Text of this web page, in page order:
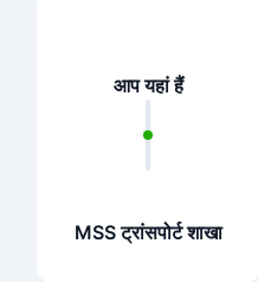
आप यहां हैं
MSS ट्रांसपोर्ट शाखा